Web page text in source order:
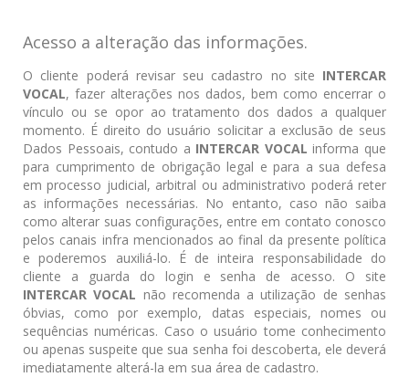
Acesso a alteração das informações.
O cliente poderá revisar seu cadastro no site INTERCAR
VOCAL, fazer alterações nos dados, bem como encerrar o
vínculo ou se opor ao tratamento dos dados a qualquer
momento. É direito do usuário solicitar a exclusão de seus
Dados Pessoais, contudo a INTERCAR VOCAL informa que
para cumprimento de obrigação legal e para a sua defesa
em processo judicial, arbitral ou administrativo poderá reter
as informações necessárias. No entanto, caso não saiba
como alterar suas configurações, entre em contato conosco
pelos canais infra mencionados ao final da presente política
e poderemos auxiliá-lo. É de inteira responsabilidade do
cliente a guarda do login e senha de acesso. O site
INTERCAR VOCAL não recomenda a utilização de senhas
óbvias, como por exemplo, datas especiais, nomes ou
sequências numéricas. Caso o usuário tome conhecimento
ou apenas suspeite que sua senha foi descoberta, ele deverá
imediatamente alterá-la em sua área de cadastro.